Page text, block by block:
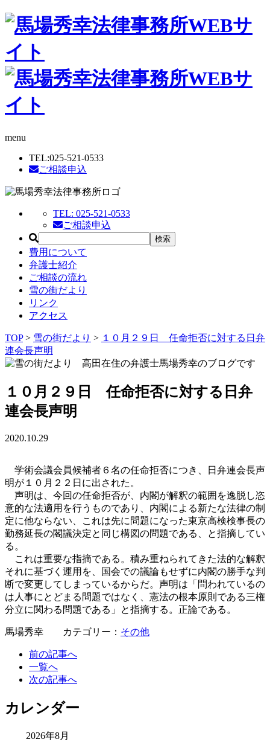
menu
TEL:025-521-0533
ご相談申込
TEL: 025-521-0533
ご相談申込
費用について
弁護士紹介
ご相談の流れ
雪の街だより
リンク
アクセス
TOP> 雪の街だより > １０月２９日 任命拒否に対する日弁
連会長声明
１０月２９日 任命拒否に対する日弁
連会長声明
2020.10.29
学術会議会員候補者６名の任命拒否につき、日弁連会長声
明が１０月２２日に出された。
声明は、今回の任命拒否が、内閣が解釈の範囲を逸脱し恣
意的な法適用を行うものであり、内閣による新たな法律の制
定に他ならない、これは先に問題になった東京高検検事長の
勤務延長の閣議決定と同じ構図の問題である、と指摘してい
る。
これは重要な指摘である。積み重ねられてきた法的な解釈
それに基づく運用を、国会での議論もせずに内閣の勝手な判
断で変更してしまっているからだ。声明は「問われているの
は人事にとどまる問題ではなく、憲法の根本原則である三権
分立に関わる問題である」と指摘する。正論である。
馬場秀幸 カテゴリー： その他
前の記事へ
一覧へ
次の記事へ
カレンダー
2026年8月